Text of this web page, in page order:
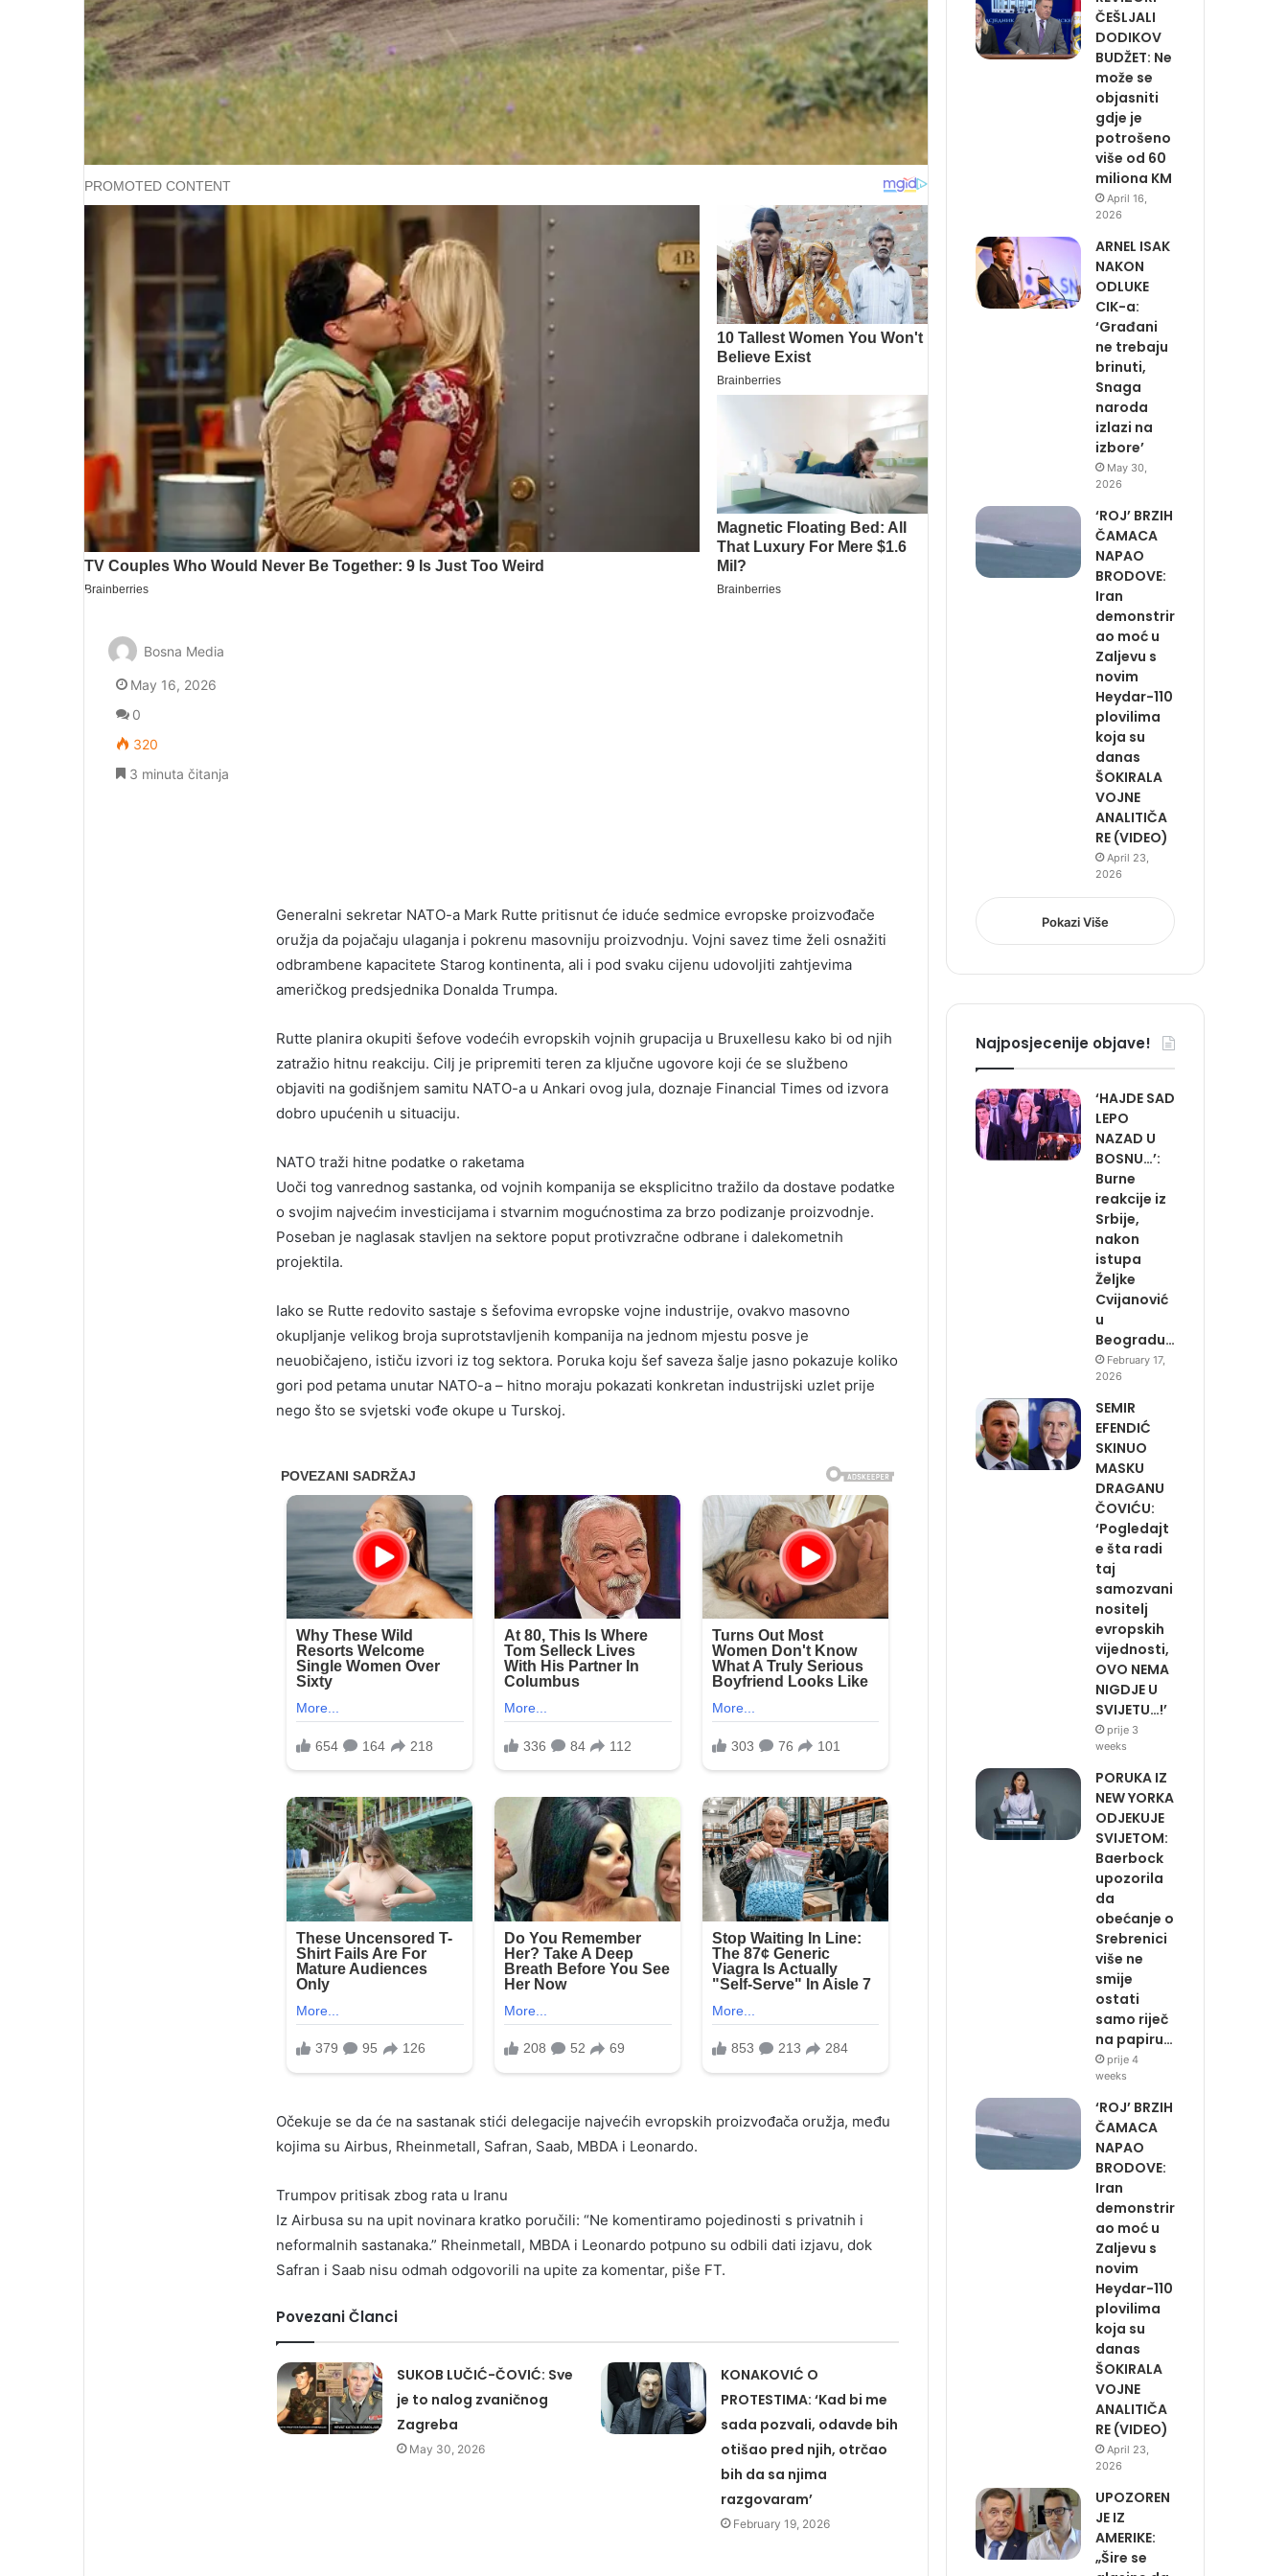
Generalni sekretar NATO-a Mark Rutte pritisnut će iduće sedmice evropske proizvođače
oružja da pojačaju ulaganja i pokrenu masovniju proizvodnju. Vojni savez time želi osnažiti
odbrambene kapacitete Starog kontinenta, ali i pod svaku cijenu udovoljiti zahtjevima
američkog predsjednika Donalda Trumpa.
Rutte planira okupiti šefove vodećih evropskih vojnih grupacija u Bruxellesu kako bi od njih
zatražio hitnu reakciju. Cilj je pripremiti teren za ključne ugovore koji će se službeno
objaviti na godišnjem samitu NATO-a u Ankari ovog jula, doznaje Financial Times od izvora
dobro upućenih u situaciju.
NATO traži hitne podatke o raketama
Uoči tog vanrednog sastanka, od vojnih kompanija se eksplicitno tražilo da dostave podatke
o svojim najvećim investicijama i stvarnim mogućnostima za brzo podizanje proizvodnje.
Poseban je naglasak stavljen na sektore poput protivzračne odbrane i dalekometnih
projektila.
Iako se Rutte redovito sastaje s šefovima evropske vojne industrije, ovakvo masovno
okupljanje velikog broja suprotstavljenih kompanija na jednom mjestu posve je
neuobičajeno, ističu izvori iz tog sektora. Poruka koju šef saveza šalje jasno pokazuje koliko
gori pod petama unutar NATO-a – hitno moraju pokazati konkretan industrijski uzlet prije
nego što se svjetski vođe okupe u Turskoj.
Očekuje se da će na sastanak stići delegacije najvećih evropskih proizvođača oružja, među
kojima su Airbus, Rheinmetall, Safran, Saab, MBDA i Leonardo.
Trumpov pritisak zbog rata u Iranu
Iz Airbusa su na upit novinara kratko poručili: “Ne komentiramo pojedinosti s privatnih i
neformalnih sastanaka.” Rheinmetall, MBDA i Leonardo potpuno su odbili dati izjavu, dok
Safran i Saab nisu odmah odgovorili na upite za komentar, piše FT.
Povezani Članci
SUKOB LUČIĆ-ČOVIĆ: Sve
je to nalog zvaničnog
Zagreba
May 30, 2026
KONAKOVIĆ O
PROTESTIMA: ‘Kad bi me
sada pozvali, odavde bih
otišao pred njih, otrčao
bih da sa njima
razgovaram’
February 19, 2026
Bosna Media
May 16, 2026
0
320
3 minuta čitanja
ČEŠLJALI
DODIKOV
BUDŽET: Ne
može se
objasniti
gdje je
potrošeno
više od 60
miliona KM
April 16,
2026
ARNEL ISAK
NAKON
ODLUKE
CIK-a:
‘Građani
ne trebaju
brinuti,
Snaga
naroda
izlazi na
izbore’
May 30,
2026
‘ROJ’ BRZIH
ČAMACA
NAPAO
BRODOVE:
Iran
demonstrir
ao moć u
Zaljevu s
novim
Heydar-110
plovilima
koja su
danas
ŠOKIRALA
VOJNE
ANALITIČA
RE (VIDEO)
April 23,
2026
Pokazi Više
Najposjecenije objave!
‘HAJDE SAD
LEPO
NAZAD U
BOSNU…’:
Burne
reakcije iz
Srbije,
nakon
istupa
Željke
Cvijanović
u
Beogradu…
February 17,
2026
SEMIR
EFENDIĆ
SKINUO
MASKU
DRAGANU
ČOVIĆU:
‘Pogledajt
e šta radi
taj
samozvani
nositelj
evropskih
vijednosti,
OVO NEMA
NIGDJE U
SVIJETU…!’
prije 3
weeks
PORUKA IZ
NEW YORKA
ODJEKUJE
SVIJETOM:
Baerbock
upozorila
da
obećanje o
Srebrenici
više ne
smije
ostati
samo riječ
na papiru…
prije 4
weeks
‘ROJ’ BRZIH
ČAMACA
NAPAO
BRODOVE:
Iran
demonstrir
ao moć u
Zaljevu s
novim
Heydar-110
plovilima
koja su
danas
ŠOKIRALA
VOJNE
ANALITIČA
RE (VIDEO)
April 23,
2026
UPOZOREN
JE IZ
AMERIKE:
„Šire se